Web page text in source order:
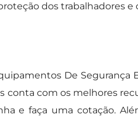
dos trabalhadores
De Segurança
com os melhores
e faça uma cotação.